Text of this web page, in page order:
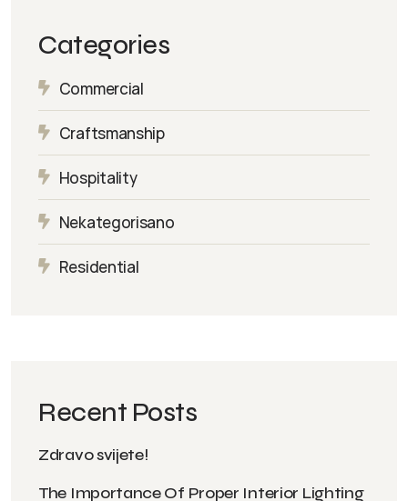
Categories
Commercial
Craftsmanship
Hospitality
Nekategorisano
Residential
Recent Posts
Zdravo svijete!
The Importance Of Proper Interior Lighting